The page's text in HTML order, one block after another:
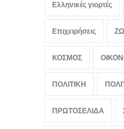
Ελληνικές γιορτές
Επιχειρήσεις
ΚΟΣΜΟΣ
ΠΟΛΙΤΙΚΗ
ΠΡΩΤΟΣΕΛΙΔΑ